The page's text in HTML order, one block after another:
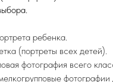
ребенка.
(портреты всех детей).
фотография всего
фотографии